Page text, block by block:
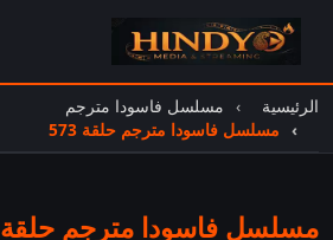
الرئيسية
مسلسل فاسودا مترجم
مسلسل فاسودا مترجم حلقة 573
مسلسل فاسودا مترجم حلقة 573